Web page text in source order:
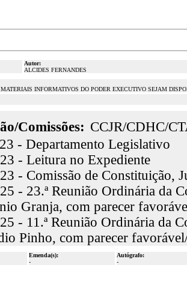
Autor:
ALCIDES FERNANDES
INFORMATIVOS DO PODER EXECUTIVO SEJAM
Comissões: CCJR/CDHC/
- Departamento Legislativo
- Leitura no Expediente
- Comissão de Constituição,
- 23.ª Reunião Ordinária da
Granja, com parecer
- 11.ª Reunião Ordinária da
Pinho, com parecer
Emenda(s):
-
Autógrafo:
-